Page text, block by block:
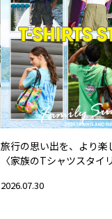
旅行の思い出を、より楽
〈家族のTシャツスタイ
2026.07.30